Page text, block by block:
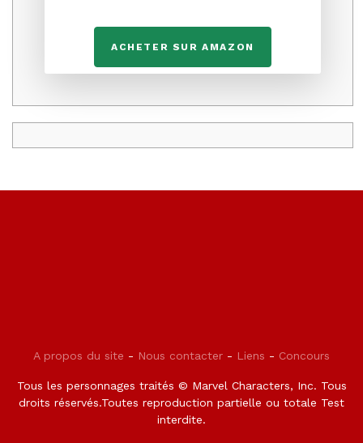
ACHETER SUR AMAZON
A propos du site - Nous contacter - Liens - Concours
Tous les personnages traités © Marvel Characters, Inc. Tous
droits réservés.Toutes reproduction partielle ou totale Test
interdite.